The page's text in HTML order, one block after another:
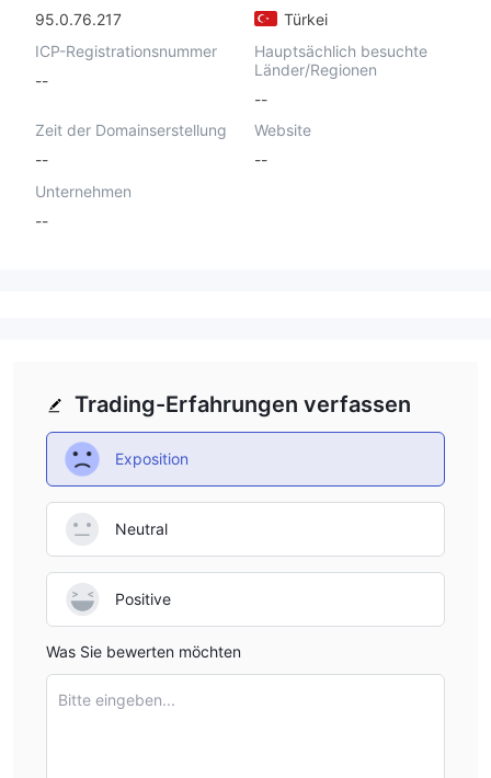
95.0.76.217
Türkei
ICP-Registrationsnummer
--
Hauptsächlich besuchte
Länder/Regionen
--
Zeit der Domainserstellung
--
Website
--
Unternehmen
--
Trading-Erfahrungen verfassen
Exposition
Neutral
Positive
Was Sie bewerten möchten
Bitte eingeben...